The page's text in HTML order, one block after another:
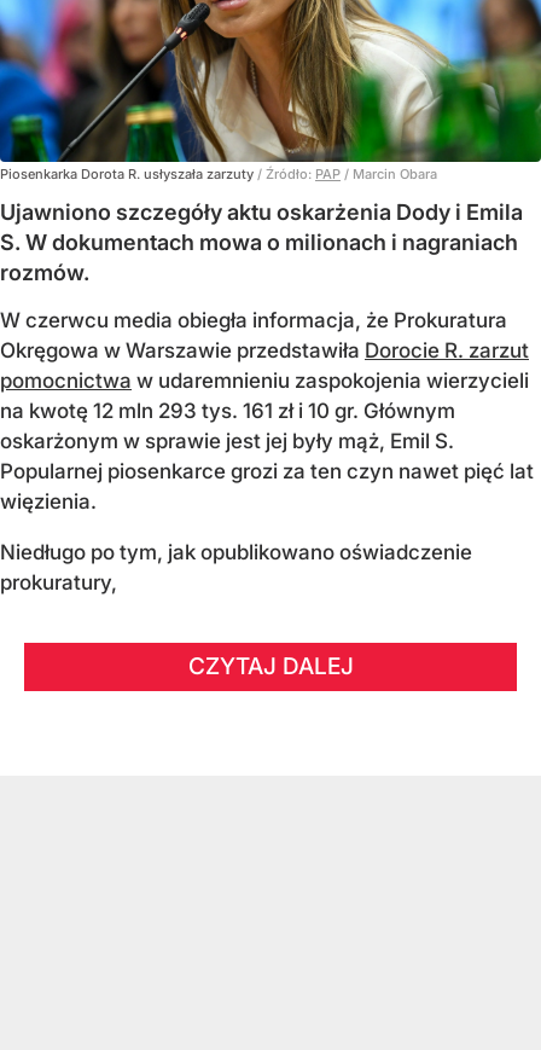
Piosenkarka Dorota R. usłyszała zarzuty / Źródło: PAP / Marcin Obara
Ujawniono szczegóły aktu oskarżenia Dody i Emila
S. W dokumentach mowa o milionach i nagraniach
rozmów.
W czerwcu media obiegła informacja, że Prokuratura
Okręgowa w Warszawie przedstawiła Dorocie R. zarzut
pomocnictwa w udaremnieniu zaspokojenia wierzycieli
na kwotę 12 mln 293 tys. 161 zł i 10 gr. Głównym
oskarżonym w sprawie jest jej były mąż, Emil S.
Popularnej piosenkarce grozi za ten czyn nawet pięć lat
więzienia.
Niedługo po tym, jak opublikowano oświadczenie
prokuratury,
CZYTAJ DALEJ